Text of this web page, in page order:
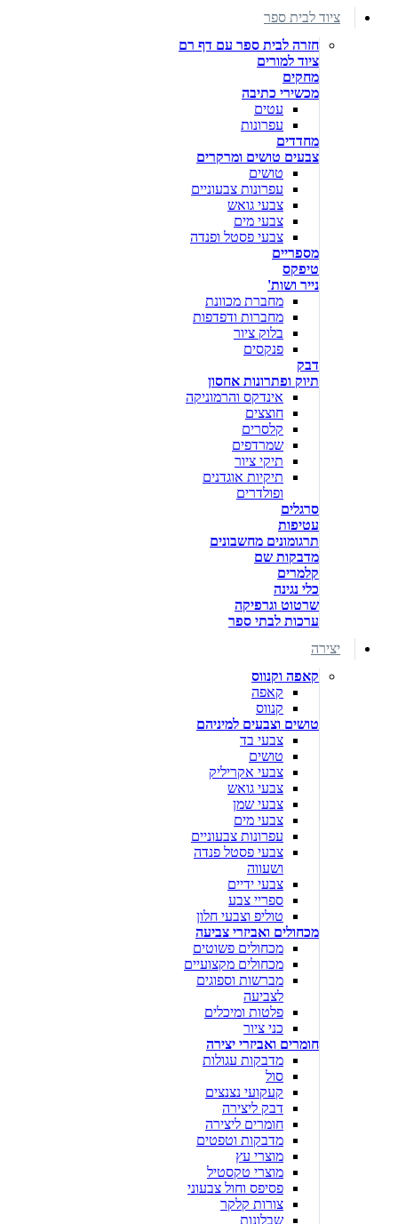
ציוד לבית ספר
חזרה לבית ספר עם דף רם
ציוד למורים
מחקים
מכשירי כתיבה
עטים
עפרונות
מחדדים
צבעים טושים ומרקרים
טושים
עפרונות צבעוניים
צבעי גואש
צבעי מים
צבעי פסטל ופנדה
מספריים
טיפקס
נייר ושות'
מחברת מכוונת
מחברות ודפדפות
בלוק ציור
פנקסים
דבק
תיוק ופתרונות אחסון
אינדקס והרמוניקה
חוצצים
קלסרים
שמרדפים
תיקי ציור
תיקיות אוגדנים
ופולדרים
סרגלים
עטיפות
תרגומונים מחשבונים
מדבקות שם
קלמרים
כלי נגינה
שרטוט וגרפיקה
ערכות לבתי ספר
יצירה
קאפה וקנווס
קאפה
קנווס
טושים וצבעים למיניהם
צבעי בד
טושים
צבעי אקריליק
צבעי גואש
צבעי שמן
צבעי מים
עפרונות צבעוניים
צבעי פסטל פנדה
ושעווה
צבעי ידיים
ספריי צבע
טוליפ וצבעי חלון
מכחולים ואביזרי צביעה
מכחולים פשוטים
מכחולים מקצועיים
מברשות וספוגים
לצביעה
פלטות ומיכלים
כני ציור
חומרים ואביזרי יצירה
מדבקות עגולות
סול
קעקועי נצנצים
דבק ליצירה
חומרים ליצירה
מדבקות וטפטים
מוצרי עץ
מוצרי טקסטיל
פסיפס וחול צבעוני
צורות קלקר
שבלונות